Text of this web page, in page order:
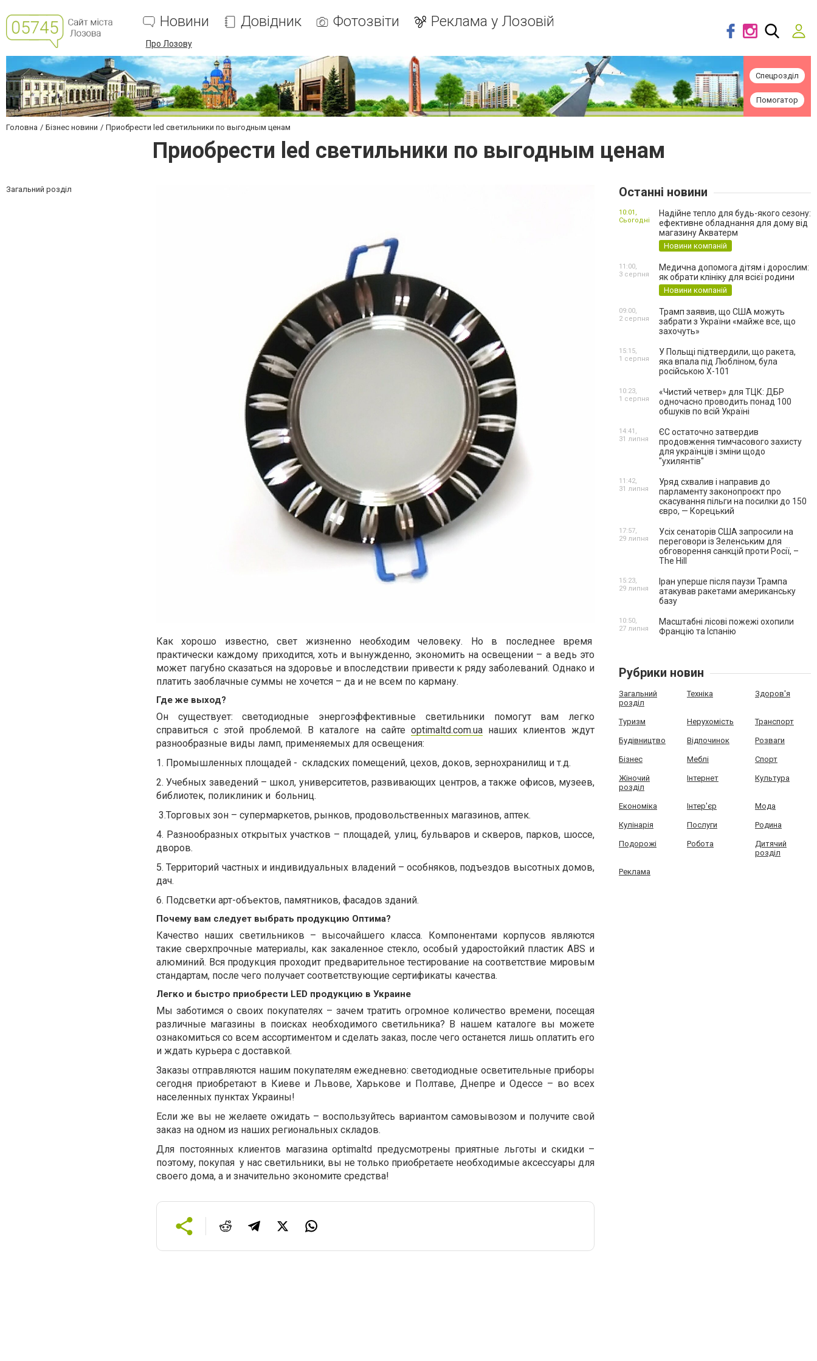
Новини Довідник Фотозвіти Реклама у Лозовій
Про Лозову
Спецрозділ
Помогатор
Головна Бізнес новини Приобрести led светильники по выгодным ценам
Приобрести led светильники по выгодным ценам
Загальний розділ
Как хорошо известно, свет жизненно необходим человеку. Но в последнее время
практически каждому приходится, хоть и вынужденно, экономить на освещении – а ведь это
может пагубно сказаться на здоровье и впоследствии привести к ряду заболеваний. Однако и
платить заоблачные суммы не хочется – да и не всем по карману.
Где же выход?
Он существует: светодиодные энергоэффективные светильники помогут вам легко
справиться с этой проблемой. В каталоге на сайте optimaltd.com.uaнаших клиентов ждут
разнообразные виды ламп, применяемых для освещения:
1. Промышленных площадей - складских помещений, цехов, доков, зернохранилищ и т.д.
2. Учебных заведений – школ, университетов, развивающих центров, а также офисов, музеев,
библиотек, поликлиник и больниц.
3.Торговых зон – супермаркетов, рынков, продовольственных магазинов, аптек.
4. Разнообразных открытых участков – площадей, улиц, бульваров и скверов, парков, шоссе,
дворов.
5. Территорий частных и индивидуальных владений – особняков, подъездов высотных домов,
дач.
6. Подсветки арт-объектов, памятников, фасадов зданий.
Почему вам следует выбрать продукцию Оптима?
Качество наших светильников – высочайшего класса. Компонентами корпусов являются
такие сверхпрочные материалы, как закаленное стекло, особый ударостойкий пластик ABS и
алюминий. Вся продукция проходит предварительное тестирование на соответствие мировым
стандартам, после чего получает соответствующие сертификаты качества.
Легко и быстро приобрести LED продукцию в Украине
Мы заботимся о своих покупателях – зачем тратить огромное количество времени, посещая
различные магазины в поисках необходимого светильника? В нашем каталоге вы можете
ознакомиться со всем ассортиментом и сделать заказ, после чего останется лишь оплатить его
и ждать курьера с доставкой.
Заказы отправляются нашим покупателям ежедневно: светодиодные осветительные приборы
сегодня приобретают в Киеве и Львове, Харькове и Полтаве, Днепре и Одессе – во всех
населенных пунктах Украины!
Если же вы не желаете ожидать – воспользуйтесь вариантом самовывозом и получите свой
заказ на одном из наших региональных складов.
Для постоянных клиентов магазина optimaltd предусмотрены приятные льготы и скидки –
поэтому, покупая у нас светильники, вы не только приобретаете необходимые аксессуары для
своего дома, а и значительно экономите средства!
Останні новини
Надійне тепло для будь-якого сезону:
ефективне обладнання для дому від
магазину Акватерм
Новини компаній
10:01,
Сьогодні
Медична допомога дітям і дорослим:
як обрати клініку для всієї родини
Новини компаній
11:00,
3 серпня
Трамп заявив, що США можуть
забрати з України «майже все, що
захочуть»
09:00,
2 серпня
У Польщі підтвердили, що ракета,
яка впала під Любліном, була
російською Х-101
15:15,
1 серпня
«Чистий четвер» для ТЦК: ДБР
одночасно проводить понад 100
обшуків по всій Україні
10:23,
1 серпня
ЄС остаточно затвердив
продовження тимчасового захисту
для українців і зміни щодо
"ухилянтів"
14:41,
31 липня
Уряд схвалив і направив до
парламенту законопроєкт про
скасування пільги на посилки до 150
євро, — Корецький
11:42,
31 липня
Усіх сенаторів США запросили на
переговори із Зеленським для
обговорення санкцій проти Росії, –
The Hill
17:57,
29 липня
Іран уперше після паузи Трампа
атакував ракетами американську
базу
15:23,
29 липня
Масштабні лісові пожежі охопили
Францію та Іспанію
10:50,
27 липня
Рубрики новин
Загальний
розділ
Техніка Здоров'я
Туризм Нерухомість Транспорт
Будівництво Відпочинок Розваги
Бізнес Меблі Спорт
Жіночий
розділ
Інтернет Культура
Економіка Інтер'єр Мода
Кулінарія Послуги Родина
Подорожі Робота
Дитячий
розділ
Реклама